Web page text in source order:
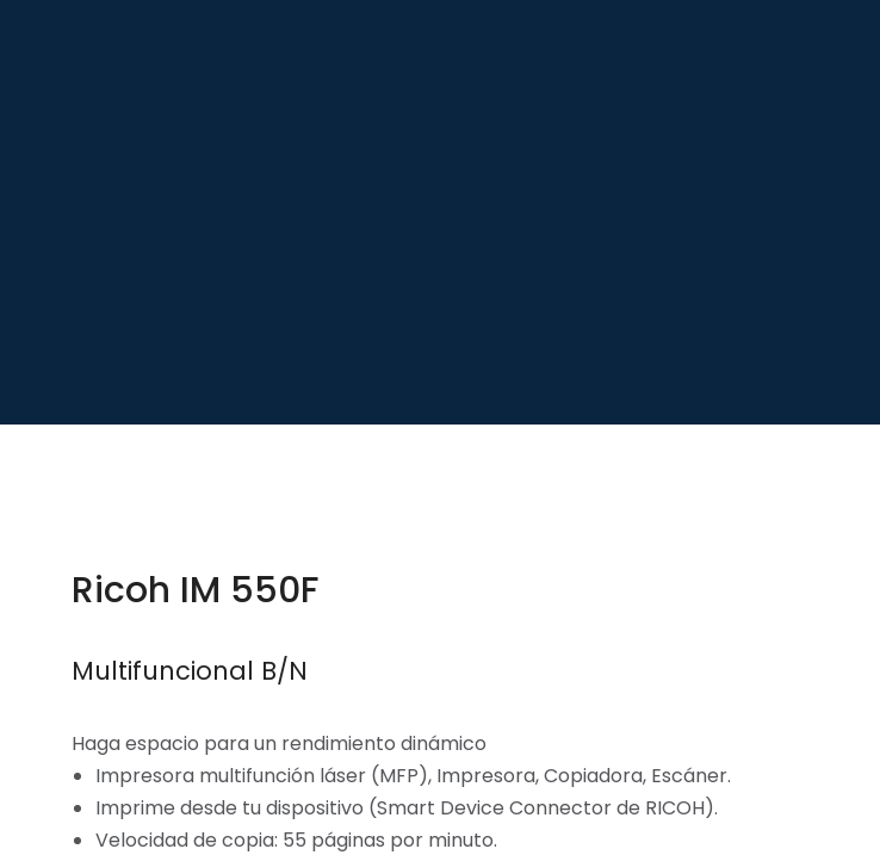
Ricoh IM 550F
Multifuncional B/N
Haga espacio para un rendimiento dinámico
Impresora multifunción láser (MFP), Impresora, Copiadora, Escáner.
Imprime desde tu dispositivo (Smart Device Connector de RICOH).
Velocidad de copia: 55 páginas por minuto.